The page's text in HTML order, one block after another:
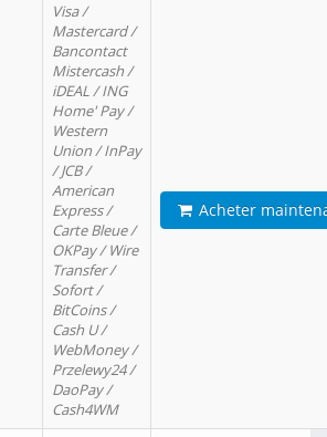
Visa /
Mastercard /
Bancontact
Mistercash /
iDEAL / ING
Home' Pay /
Western
Union / InPay
/ JCB /
American
Express /
Carte Bleue /
OKPay / Wire
Transfer /
Sofort /
BitCoins /
Cash U /
WebMoney /
Przelewy24 /
DaoPay /
Cash4WM
Acheter